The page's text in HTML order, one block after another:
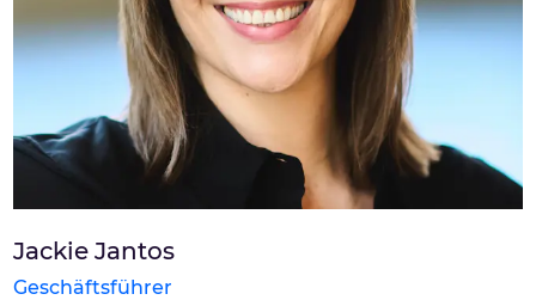
Jackie Jantos
Geschäftsführer